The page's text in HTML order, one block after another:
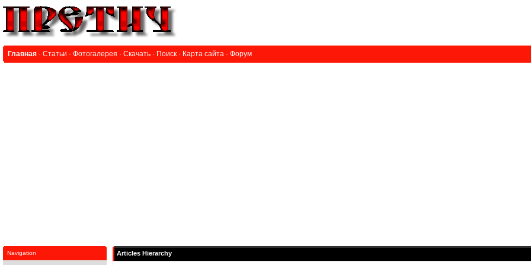
Главная · Статьи · Фотогалерея · Скачать · Поиск · Карта сайта · Форум
Navigation Articles Hierarchy